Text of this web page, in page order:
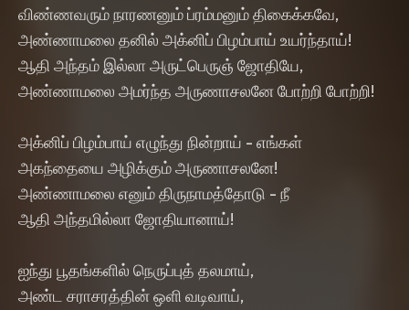
விண்ணவரும் நாரணனும் ப்ரம்மனும் திகைக்கவே,
அண்ணாமலை தனில் அக்னிப் பிழம்பாய் உயர்ந்தாய்!
ஆதி அந்தம் இல்லா அருட்பெருஞ் ஜோதியே,
அண்ணாமலை அமர்ந்த அருணாசலனே போற்றி போற்றி!
அக்னிப் பிழம்பாய் எழுந்து நின்றாய் - எங்கள்
அகந்தையை அழிக்கும் அருணாசலனே!
அண்ணாமலை எனும் திருநாமத்தோடு - நீ
ஆதி அந்தமில்லா ஜோதியானாய்!
ஐந்து பூதங்களில் நெருப்புத் தலமாய்,
அண்ட சராசரத்தின் ஒளி வடிவாய்,